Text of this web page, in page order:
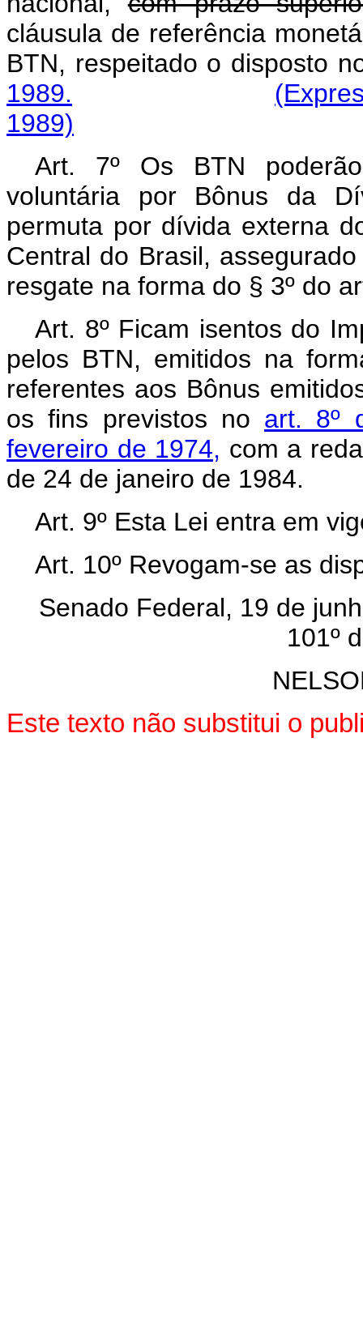
cláusula de referência
BTN, respeitado o disposto
1989.
1989)
Art. 7º Os BTN
voluntária por Bônus da
permuta por dívida externa
Central do Brasil,
resgate na forma do § 3º do
Art. 8º Ficam isentos do
pelos BTN, emitidos na
referentes aos Bônus
os fins previstos no art. 8º
fevereiro de 1974, com a
de 24 de janeiro de 1984.
Art. 9º Esta Lei entra em
Art. 10º Revogam-se as
Senado Federal, 19 de
101º
Este texto não substitui o